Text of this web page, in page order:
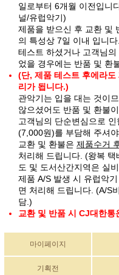
일로부터 6개월 이전입니
널/유럽악기)
제품을 받으신 후 교환 및
의 특성상 7일 이내 입니다.
테스트 하셨거나 고객님
었을 경우에는 반품 및 환
(단, 제품 테스트 후에라도
리가 됩니다.)
관악기는 입을 대는 것이
않으셨어도 반품 및 환불
고객님의 단순변심으로
(7,000원)를 부담해 주셔
교환 및 환불은 제품수거
처리해 드립니다. (왕복
도 및 도서산간지역은 실
제품 A/S 발생 시 유럽악
면 처리해 드립니다. (A/S
담.)
교환 및 반품 시 CJ대한통
마이페이지
기획전